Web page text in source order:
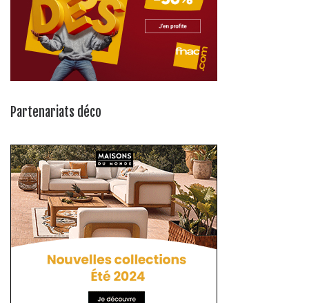
Partenariats déco